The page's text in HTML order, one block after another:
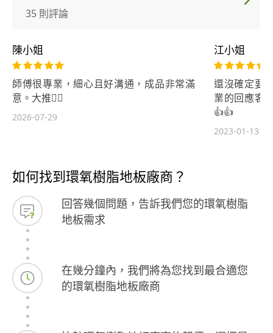
35 則評論
陳小姐
師傅很專業，細心且好溝通，成品非常滿
意。大推👍🏻
2026-07-29
江小姐
還沒確定要
業的回應客
👍👍
2023-01-13
如何找到環氧樹脂地板廠商？
回答幾個問題，告訴我們您的環氧樹脂
地板需求
在幾分鐘內，我們將為您找到最合適您
的環氧樹脂地板廠商